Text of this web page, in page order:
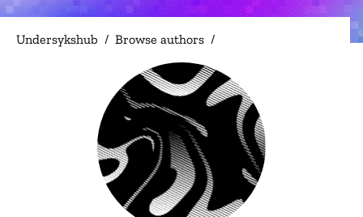
Wat wy dogge
Magazine
Undersykshub / Browse authors /